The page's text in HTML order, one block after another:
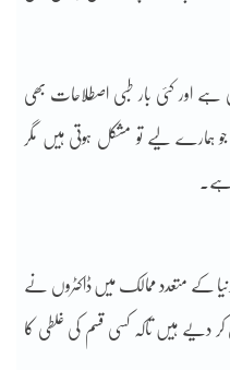
اور کئی بار طبی اصطلاحات بھی
جو ہمارے لیے تو مشکل ہوتی ہیں مگر
ہے۔
کے متعدد ممالک میں ڈاکٹروں نے
کر دیے ہیں تاکہ کسی قسم کی غلطی کا